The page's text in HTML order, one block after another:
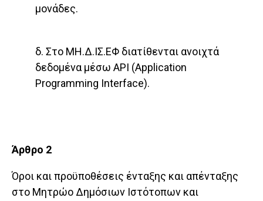
μονάδες.
δ. Στο ΜΗ.Δ.ΙΣ.ΕΦ διατίθενται ανοιχτά
δεδομένα μέσω API (Application
Programming Interface).
Άρθρο 2
Όροι και προϋποθέσεις ένταξης και απένταξης
στο Μητρώο Δημόσιων Ιστότοπων και